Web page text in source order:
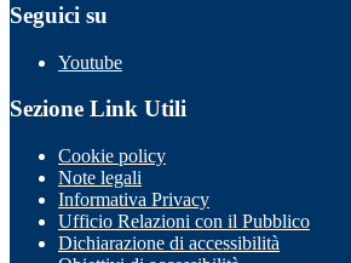
Seguici su
Youtube
Sezione Link Utili
Cookie policy
Note legali
Informativa Privacy
Ufficio Relazioni con il Pubblico
Dichiarazione di accessibilità